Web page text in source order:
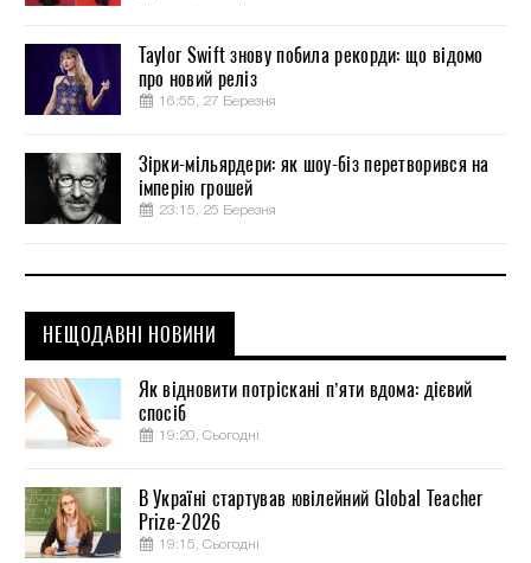
Taylor Swift знову побила рекорди: що відомо
про новий реліз
16:55, 27 Березня
Зірки-мільярдери: як шоу-біз перетворився на
імперію грошей
23:15, 25 Березня
НЕЩОДАВНІ НОВИНИ
Як відновити потріскані п’яти вдома: дієвий
спосіб
19:20, Сьогодні
В Україні стартував ювілейний Global Teacher
Prize-2026
19:15, Сьогодні